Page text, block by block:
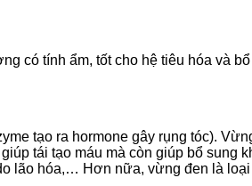
có tính ẩm, tốt cho hệ tiêu hóa và
tạo ra hormone gây rụng tóc).
tái tạo máu mà còn giúp bổ sung
lão hóa,… Hơn nữa, vừng đen là loại